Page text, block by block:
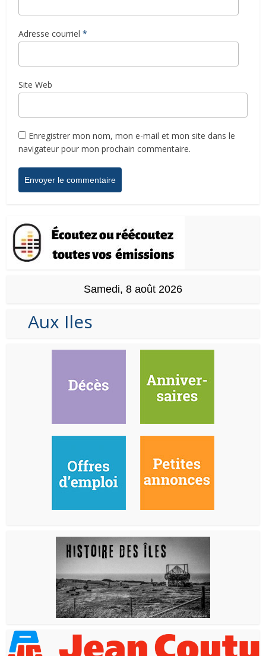
Adresse courriel *
Site Web
Enregistrer mon nom, mon e-mail et mon site dans le
navigateur pour mon prochain commentaire.
Samedi, 8 août 2026
Aux Iles